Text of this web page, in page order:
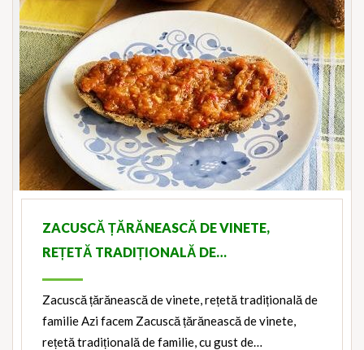
ZACUSCĂ ȚĂRĂNEASCĂ DE VINETE,
REȚETĂ TRADIȚIONALĂ DE…
Zacuscă țărănească de vinete, rețetă tradițională de
familie Azi facem Zacuscă țărănească de vinete,
rețetă tradițională de familie, cu gust de…